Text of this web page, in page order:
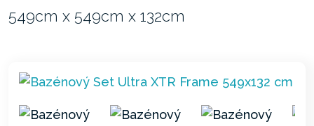
549cm x 549cm x 132cm